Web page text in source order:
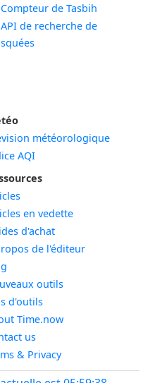
de Tasbih
API de recherche de
météorologique
AQI
en vedette
d'achat
de l'éditeur
outils
d'outils
Time.now
us
& Privacy